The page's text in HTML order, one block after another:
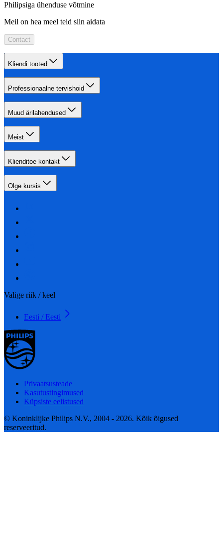
Philipsiga ühenduse võtmine
Meil on hea meel teid siin aidata
Contact
Kliendi tooted
Professionaalne tervishoid
Muud ärilahendused
Meist
Klienditoe kontakt
Olge kursis
Valige riik / keel
Eesti / Eesti
Privaatsusteade
Kasutustingimused
Küpsiste eelistused
© Koninklijke Philips N.V., 2004 - 2026. Kõik õigused
reserveeritud.